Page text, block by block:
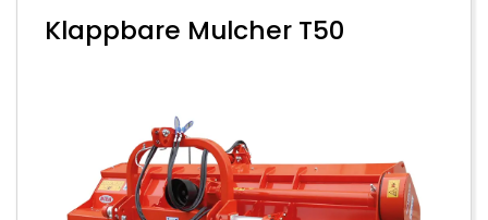
Klappbare Mulcher T50